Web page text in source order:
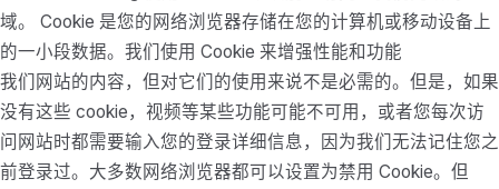
域。 Cookie 是您的网络浏览器存储在您的计算机或移动设备上
的一小段数据。我们使用 Cookie 来增强性能和功能
我们网站的内容，但对它们的使用来说不是必需的。但是，如果
没有这些 cookie，视频等某些功能可能不可用，或者您每次访
问网站时都需要输入您的登录详细信息，因为我们无法记住您之
前登录过。大多数网络浏览器都可以设置为禁用 Cookie。但